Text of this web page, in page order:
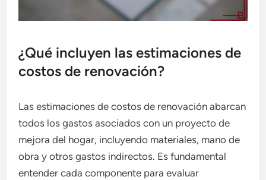
¿Qué incluyen las estimaciones de
costos de renovación?
Las estimaciones de costos de renovación abarcan
todos los gastos asociados con un proyecto de
mejora del hogar, incluyendo materiales, mano de
obra y otros gastos indirectos. Es fundamental
entender cada componente para evaluar